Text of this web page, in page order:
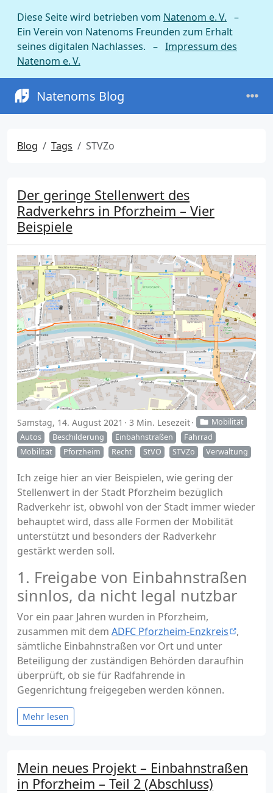
Diese Seite wird betrieben vom Natenom e. V. –
Ein Verein von Natenoms Freunden zum Erhalt
seines digitalen Nachlasses. – Impressum des
Natenom e. V.
Natenoms Blog
Blog Tags STVZo
Der geringe Stellenwert des
Radverkehrs in Pforzheim – Vier
Beispiele
Samstag, 14. August 2021 3 Min. Lesezeit
Mobilität
Autos
Beschilderung Einbahnstraßen
Fahrrad
Mobilität
Pforzheim Recht StVO STVZo Verwaltung
Ich zeige hier an vier Beispielen, wie gering der
Stellenwert in der Stadt Pforzheim bezüglich
Radverkehr ist, obwohl von der Stadt immer wieder
behauptet wird, dass alle Formen der Mobilität
unterstützt und besonders der Radverkehr
gestärkt werden soll.
1. Freigabe von Einbahnstraßen
sinnlos, da nicht legal nutzbar
Vor ein paar Jahren wurden in Pforzheim,
zusammen mit dem ADFC Pforzheim-Enzkreis
,
sämtliche Einbahnstraßen vor Ort und unter
Beteiligung der zuständigen Behörden daraufhin
überprüft, ob sie für Radfahrende in
Gegenrichtung freigegeben werden können.
Mehr lesen
Mein neues Projekt – Einbahnstraßen
in Pforzheim – Teil 2 (Abschluss)